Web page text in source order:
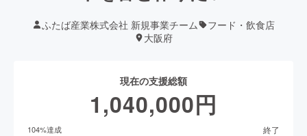
ふたば産業株式会社 新規事業チーム
フード・飲食店
大阪府
現在の支援総額
1,040,000円
104%達成 終了